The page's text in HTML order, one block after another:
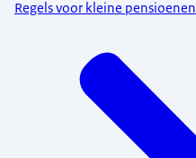
Regels voor kleine pensioenen